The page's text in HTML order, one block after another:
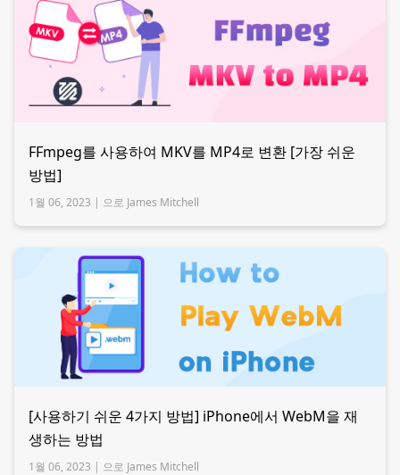
FFmpeg를 사용하여 MKV를 MP4로 변환 [가장 쉬운
방법]
1월 06, 2023 | 으로 James Mitchell
[사용하기 쉬운 4가지 방법] iPhone에서 WebM을 재
생하는 방법
1월 06, 2023 | 으로 James Mitchell